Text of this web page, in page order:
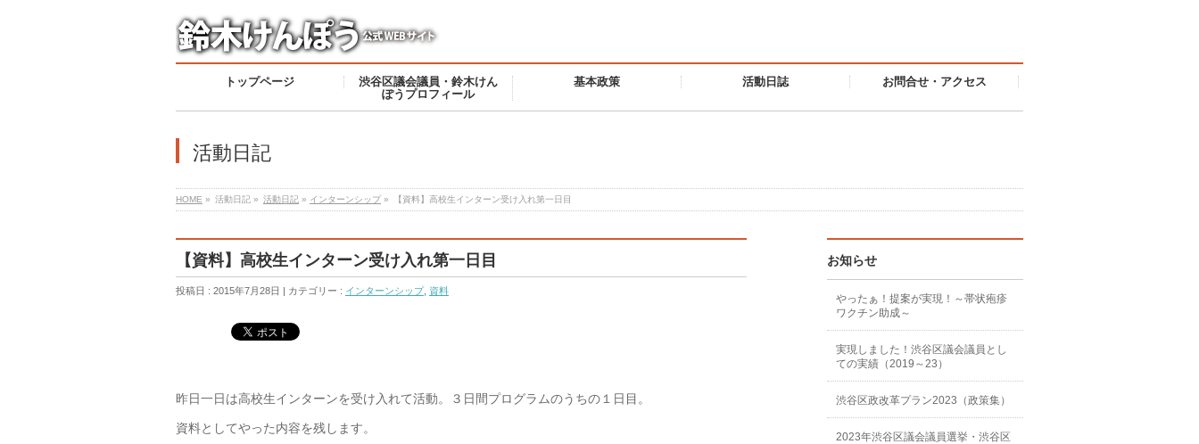
トップページ
渋谷区議会議員・鈴木けん
ぽうプロフィール
基本政策 活動日誌 お問合せ・アクセス
活動日記
HOME » 活動日記 » 活動日記 » インターンシップ » 【資料】高校生インターン受け入れ第一日目
【資料】高校生インターン受け入れ第一日目
投稿日 : 2015年7月28日 | カテゴリー : インターンシップ, 資料
昨日一日は高校生インターンを受け入れて活動。３日間プログラムのうちの１日目。
資料としてやった内容を残します。
お知らせ
やったぁ！提案が実現！～帯状疱疹
ワクチン助成～
実現しました！渋谷区議会議員とし
ての実績（2019～23）
渋谷区政改革プラン2023（政策集）
2023年渋谷区議会議員選挙・渋谷区